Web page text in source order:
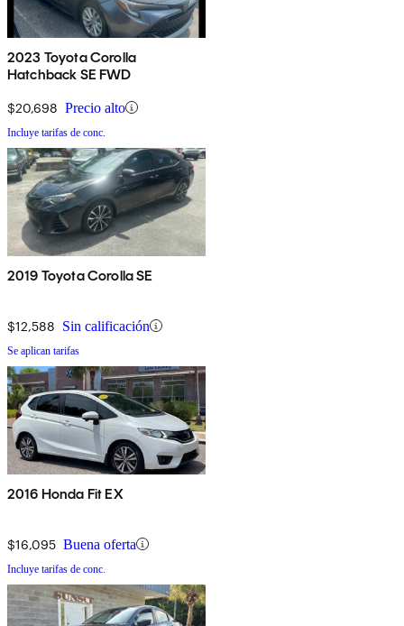
2023 Toyota Corolla
Hatchback SE FWD
$20,698 Precio alto
Incluye tarifas de conc.
2019 Toyota Corolla SE
$12,588 Sin calificación
Se aplican tarifas
2016 Honda Fit EX
$16,095 Buena oferta
Incluye tarifas de conc.